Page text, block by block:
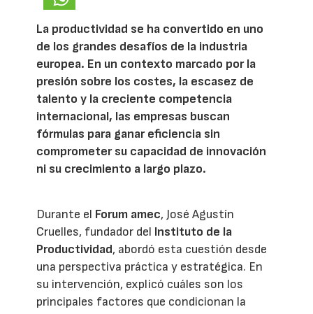
La productividad se ha convertido en uno
de los grandes desafíos de la industria
europea. En un contexto marcado por la
presión sobre los costes, la escasez de
talento y la creciente competencia
internacional, las empresas buscan
fórmulas para ganar eficiencia sin
comprometer su capacidad de innovación
ni su crecimiento a largo plazo.
Durante el Forum amec, José Agustín
Cruelles, fundador del Instituto de la
Productividad, abordó esta cuestión desde
una perspectiva práctica y estratégica. En
su intervención, explicó cuáles son los
principales factores que condicionan la